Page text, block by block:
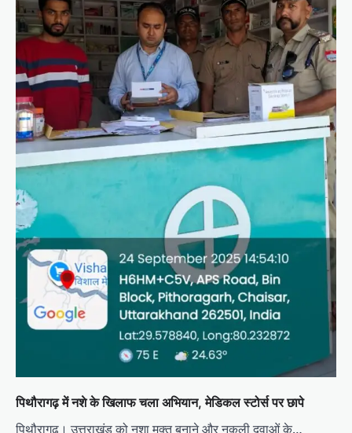
पिथौरागढ़ में नशे के खिलाफ चला अभियान, मेडिकल स्टोर्स पर छापे
पिथौरागढ़। उत्तराखंड को नशा मुक्त बनाने और नकली दवाओं के…